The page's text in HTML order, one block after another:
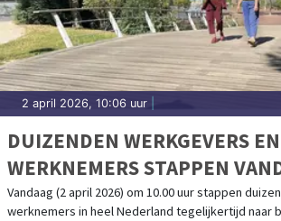
2 april 2026, 10:06 uur
DUIZENDEN WERKGEVERS EN
WERKNEMERS STAPPEN
BUITEN VOOR DE GROOTSTE
Vandaag (2 april 2026) om 10.00 uur stappen
werknemers in heel Nederland tegelijkertijd naar